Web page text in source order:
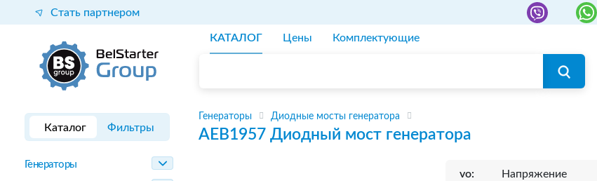
Стать партнером
КАТАЛОГ Цены Комплектующие
Каталог Фильтры
Генераторы
Генераторы Диодные мосты генератора
AEB1957 Диодный мост генератора
vo: Напряжение